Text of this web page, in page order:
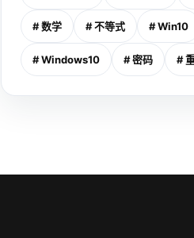
# 数学 # 不等式 # Win10
# Windows10 # 密码 #